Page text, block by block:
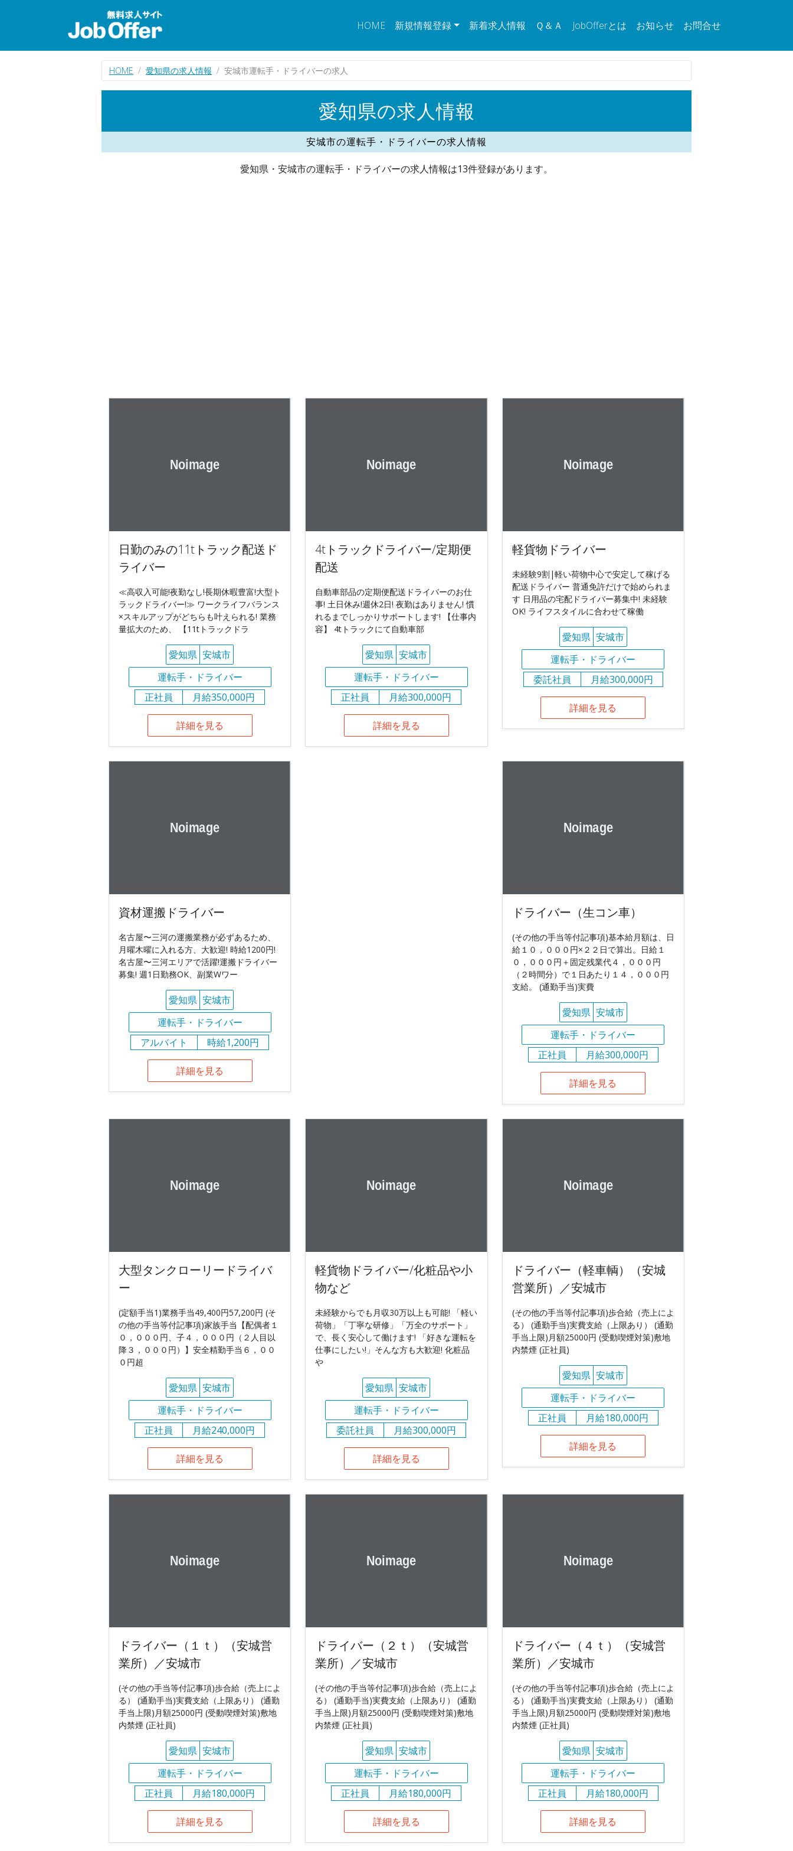
HOME 新規情報登録 新着求人情報 Ｑ＆Ａ JobOfferとは お知らせ お問合せ
HOME 愛知県の求人情報 安城市運転手・ドライバーの求人
愛知県の求人情報
安城市の運転手・ドライバーの求人情報
愛知県・安城市の運転手・ドライバーの求人情報は13件登録があります。
日勤のみの11tトラック配送ド
ライバー
≪高収入可能!夜勤なし!長期休暇豊富!大型ト
ラックドライバー!≫ ワークライフバランス
×スキルアップがどちらも叶えられる! 業務
量拡大のため、 【11tトラックドラ
愛知県 安城市
運転手・ドライバー
正社員
月給350,000円
詳細を見る
4tトラックドライバー/定期便
配送
自動車部品の定期便配送ドライバーのお仕
事! 土日休み!週休2日! 夜勤はありません! 慣
れるまでしっかりサポートします! 【仕事内
容】 4tトラックにて自動車部
愛知県 安城市
運転手・ドライバー
正社員
月給300,000円
詳細を見る
軽貨物ドライバー
未経験9割|軽い荷物中心で安定して稼げる
配送ドライバー 普通免許だけで始められま
す 日用品の宅配ドライバー募集中! 未経験
OK! ライフスタイルに合わせて稼働
愛知県 安城市
運転手・ドライバー
委託社員
月給300,000円
詳細を見る
資材運搬ドライバー
名古屋〜三河の運搬業務が必ずあるため、
月曜木曜に入れる方、大歓迎! 時給1200円!
名古屋〜三河エリアで活躍!運搬ドライバー
募集! 週1日勤務OK、副業Wワー
愛知県 安城市
運転手・ドライバー
アルバイト
時給1,200円
詳細を見る
ドライバー（生コン車）
(その他の手当等付記事項)基本給月額は、日
給１０，０００円×２２日で算出。日給１
０，０００円＋固定残業代４，０００円
（２時間分）で１日あたり１４，０００円
支給。 (通勤手当)実費
愛知県 安城市
運転手・ドライバー
正社員
月給300,000円
詳細を見る
大型タンクローリードライバ
ー
(定額手当1)業務手当49,400円57,200円 (そ
の他の手当等付記事項)家族手当【配偶者１
０，０００円、子４，０００円（２人目以
降３，０００円）】安全精勤手当６，００
０円超
愛知県 安城市
運転手・ドライバー
正社員
月給240,000円
詳細を見る
軽貨物ドライバー/化粧品や小
物など
未経験からでも月収30万以上も可能! 「軽い
荷物」「丁寧な研修」「万全のサポート」
で、長く安心して働けます! 「好きな運転を
仕事にしたい!」そんな方も大歓迎! 化粧品
や
愛知県 安城市
運転手・ドライバー
委託社員
月給300,000円
詳細を見る
ドライバー（軽車輌）（安城
営業所）／安城市
(その他の手当等付記事項)歩合給（売上によ
る） (通勤手当)実費支給（上限あり） (通勤
手当上限)月額25000円 (受動喫煙対策)敷地
内禁煙 (正社員)
愛知県 安城市
運転手・ドライバー
正社員
月給180,000円
詳細を見る
ドライバー（１ｔ）（安城営
業所）／安城市
(その他の手当等付記事項)歩合給（売上によ
る） (通勤手当)実費支給（上限あり） (通勤
手当上限)月額25000円 (受動喫煙対策)敷地
内禁煙 (正社員)
愛知県 安城市
運転手・ドライバー
正社員
月給180,000円
詳細を見る
ドライバー（２ｔ）（安城営
業所）／安城市
(その他の手当等付記事項)歩合給（売上によ
る） (通勤手当)実費支給（上限あり） (通勤
手当上限)月額25000円 (受動喫煙対策)敷地
内禁煙 (正社員)
愛知県 安城市
運転手・ドライバー
正社員
月給180,000円
詳細を見る
ドライバー（４ｔ）（安城営
業所）／安城市
(その他の手当等付記事項)歩合給（売上によ
る） (通勤手当)実費支給（上限あり） (通勤
手当上限)月額25000円 (受動喫煙対策)敷地
内禁煙 (正社員)
愛知県 安城市
運転手・ドライバー
正社員
月給180,000円
詳細を見る